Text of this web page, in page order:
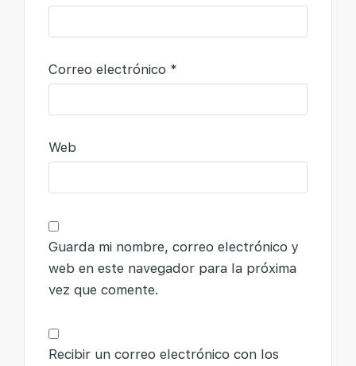
Correo electrónico *
Web
Guarda mi nombre, correo electrónico y
web en este navegador para la próxima
vez que comente.
Recibir un correo electrónico con los